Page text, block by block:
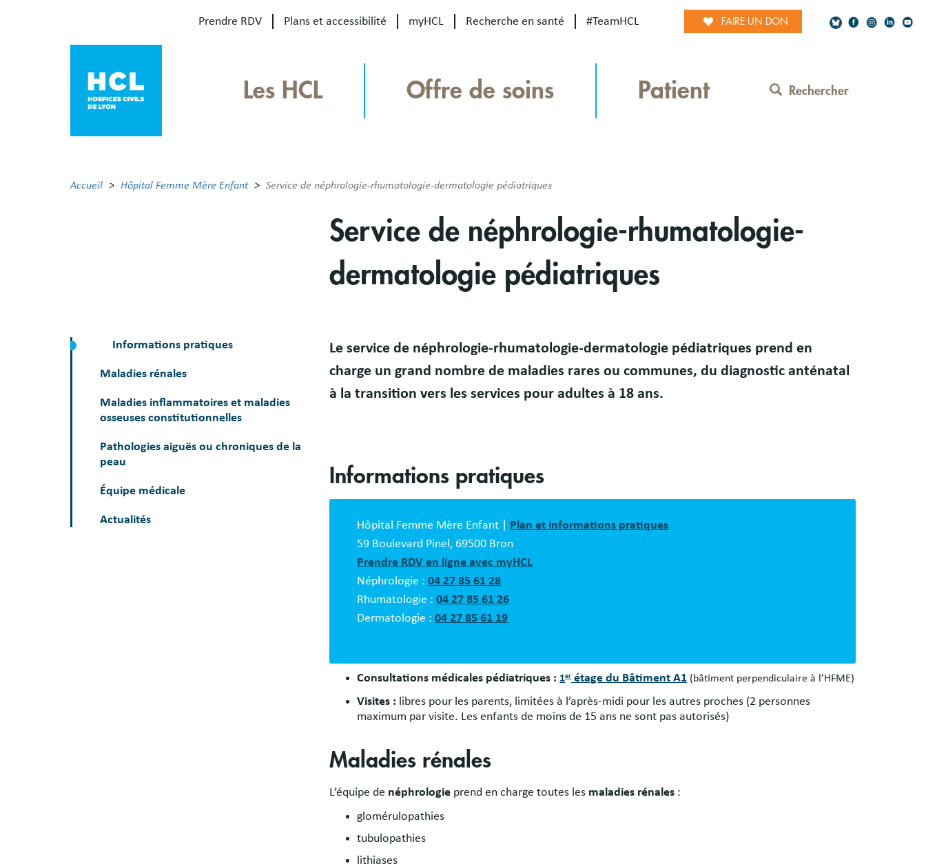
Prendre RDV Plans et accessibilité myHCL Recherche en santé #TeamHCL FAIRE UN DON
Network
Les HCL Offre de soins Patient Rechercher
Accueil Hôpital Femme Mère Enfant Service de néphrologie-rhumatologie-dermatologie pédiatriques
Service de néphrologie-rhumatologie-
dermatologie pédiatriques
Informations pratiques
Maladies rénales
Maladies inflammatoires et maladies
osseuses constitutionnelles
Pathologies aiguës ou chroniques de la
peau
Équipe médicale
Actualités
Présentation
Le service de néphrologie-rhumatologie-dermatologie pédiatriques prend en
charge un grand nombre de maladies rares ou communes, du diagnostic anténatal
à la transition vers les services pour adultes à 18 ans.
Bloc
description
Informations pratiques
Hôpital Femme Mère Enfant | Plan et informations pratiques
59 Boulevard Pinel, 69500 Bron
Prendre RDV en ligne avec myHCL
Néphrologie :04 27 85 61 28
Rhumatologie :04 27 85 61 26
Dermatologie :04 27 85 61 19
Consultations médicales pédiatriques : 1erétage du Bâtiment A1 (bâtiment perpendiculaire à l’HFME)
Visites : libres pour les parents, limitées à l’après-midi pour les autres proches (2 personnes
maximum par visite. Les enfants de moins de 15 ans ne sont pas autorisés)
Maladies rénales
L’équipe de néphrologie prend en charge toutes les maladies rénales :
glomérulopathies
tubulopathies
lithiases